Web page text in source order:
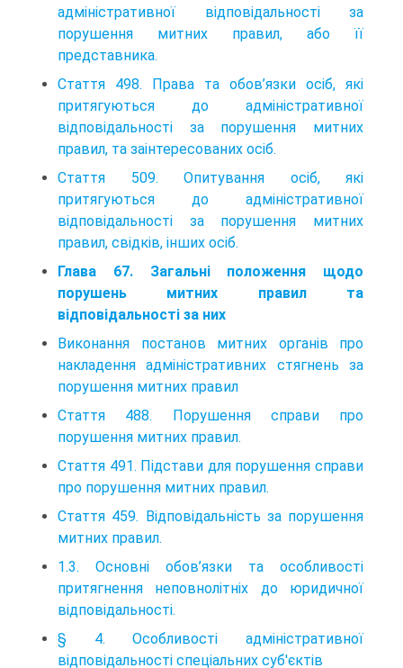
адміністратив­ної відповідальності за
порушення митних правил, або її
представника.
Стаття 498. Права та обов’язки осіб, які
притягуються до адміністративної
відповідальнос­ті за порушення митних
правил, та заінтересованих осіб.
Стаття 509. Опитування осіб, які
притягуються до адміністративної
відповідальності за по­рушення митних
правил, свідків, інших осіб.
Глава 67. Загальні положення щодо
порушень митних правил та
відповідальності за них
Виконання постанов митних органів про
накладення адміністративних стягнень за
порушення митних правил
Стаття 488. Порушення справи про
порушення митних правил.
Стаття 491. Підстави для порушення справи
про порушення митних правил.
Стаття 459. Відповідальність за порушення
митних правил.
1.3. Основні обов’язки та особливості
притягнення неповнолітніх до юридичної
відповідальності.
§ 4. Особливості адміністративної
відповідальності спеціальних суб'єктів